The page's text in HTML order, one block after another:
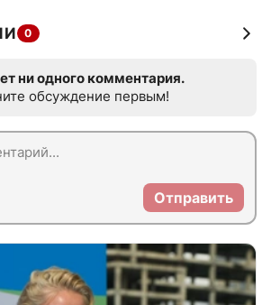
0
ни одного комментария.
обсуждение первым!
Отправить